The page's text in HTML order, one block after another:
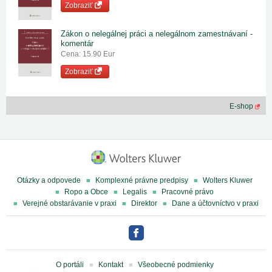
Zobraziť
Zákon o nelegálnej práci a nelegálnom zamestnávaní -
komentár
Cena: 15.90 Eur
Zobraziť
E-shop
Otázky a odpovede Komplexné právne predpisy
Wolters Kluwer
Ropo a Obce
Legalis
Pracovné právo
Verejné obstarávanie v praxi
Direktor Dane a účtovníctvo v praxi
O portáli Kontakt
Všeobecné podmienky